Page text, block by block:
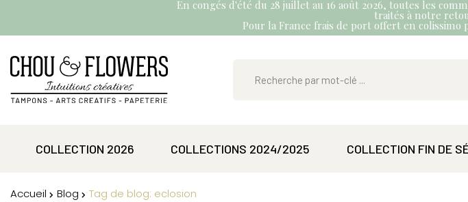
En congés d'été du 28 juillet au 16 août 2026, toutes les
traités à notre
Pour la France frais de port offert en colissimo
COLLECTION 2026 COLLECTIONS 2024/2025 COLLECTION FIN DE
Accueil Blog Tag de blog: eclosion